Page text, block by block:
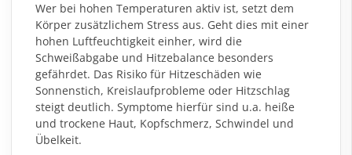
Wer bei hohen Temperaturen aktiv ist, setzt dem
Körper zusätzlichem Stress aus. Geht dies mit einer
hohen Luftfeuchtigkeit einher, wird die
Schweißabgabe und Hitzebalance besonders
gefährdet. Das Risiko für Hitzeschäden wie
Sonnenstich, Kreislaufprobleme oder Hitzschlag
steigt deutlich. Symptome hierfür sind u.a. heiße
und trockene Haut, Kopfschmerz, Schwindel und
Übelkeit.